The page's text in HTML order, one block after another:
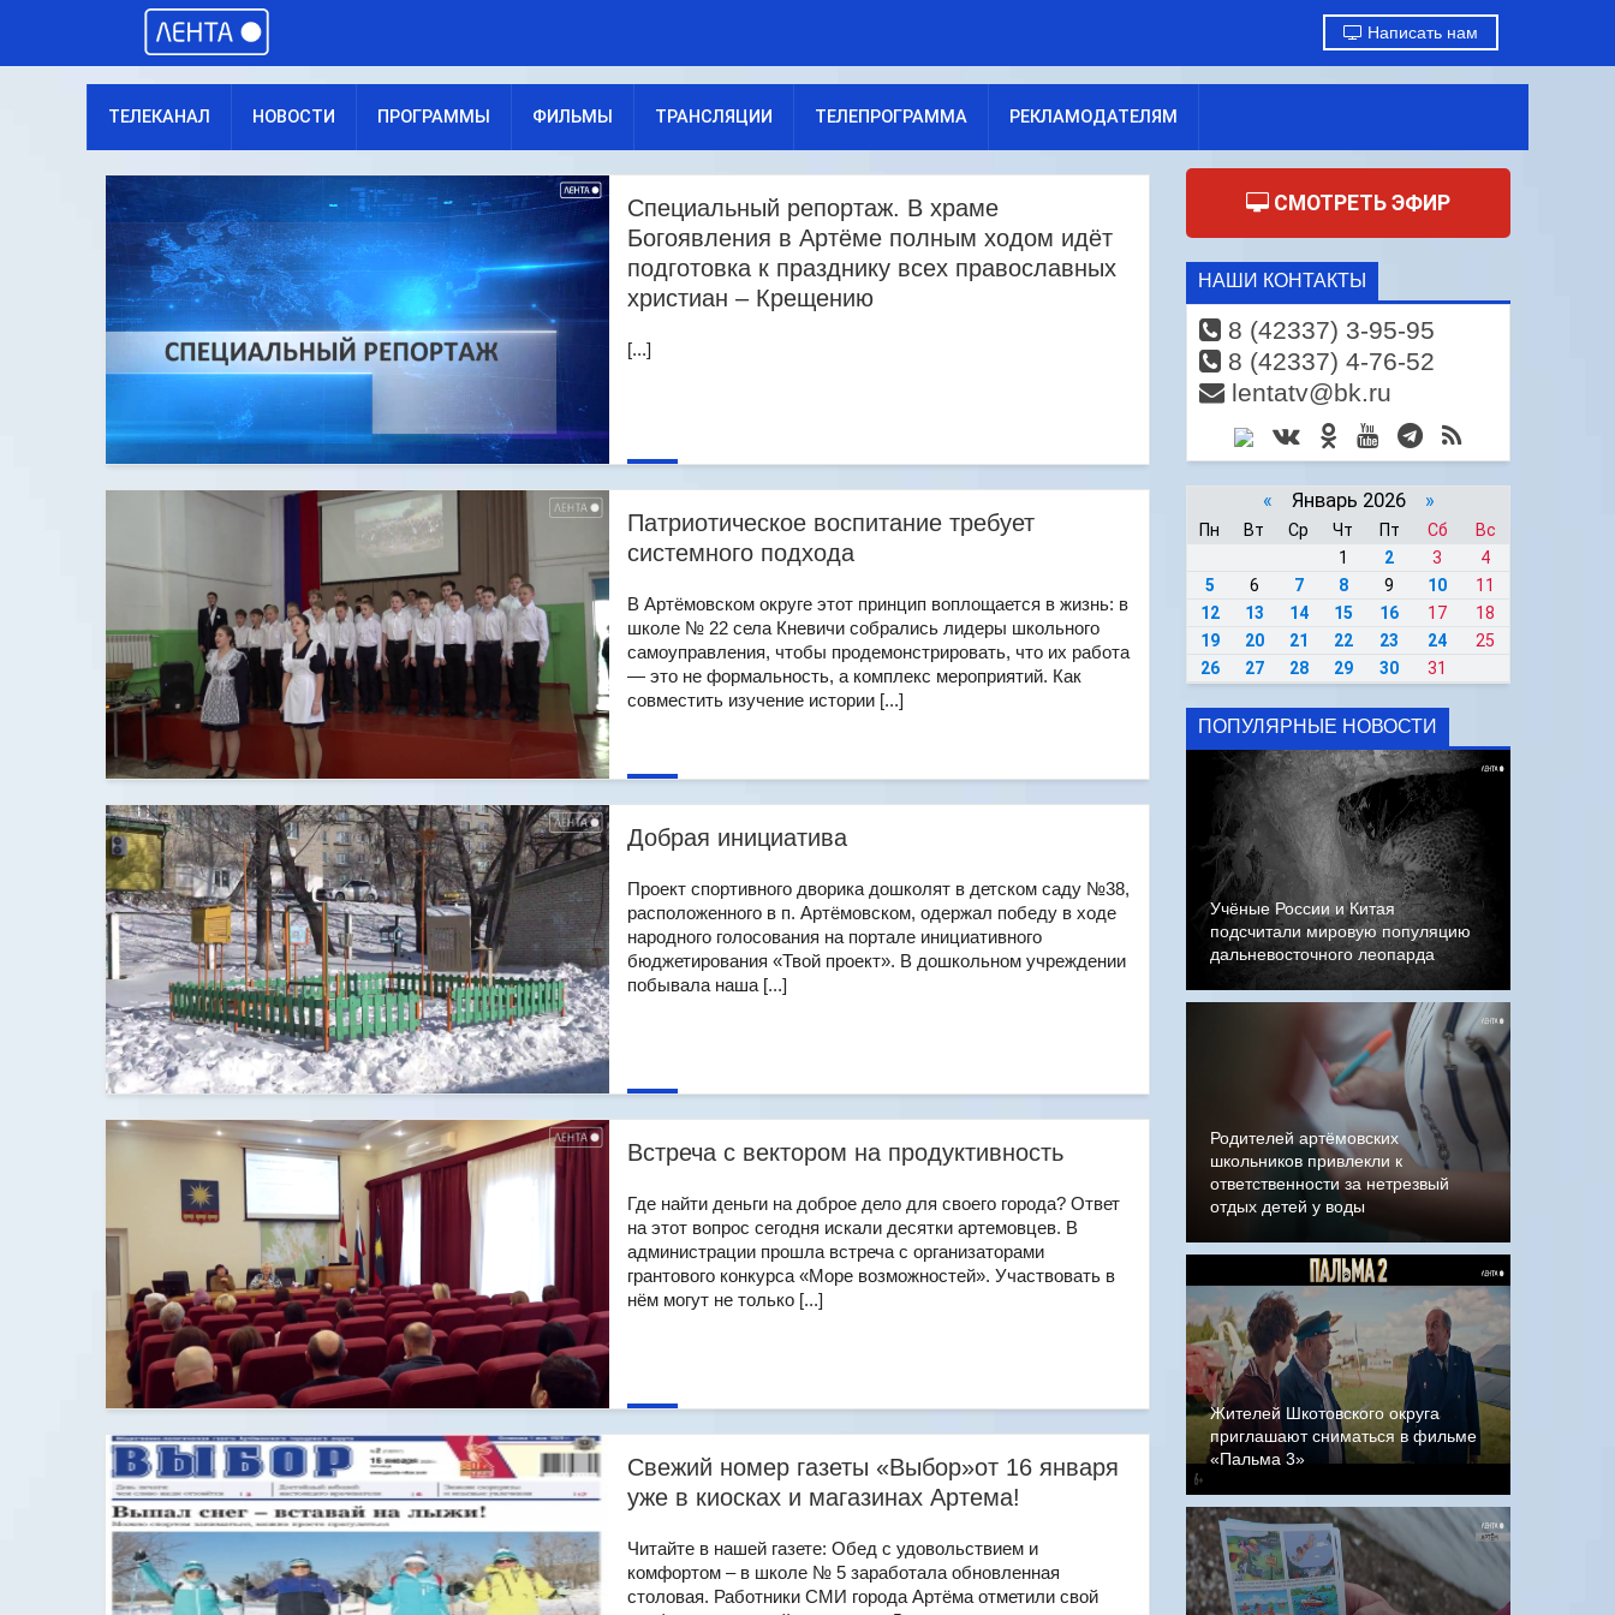
Написать нам
ТЕЛЕКАНАЛ НОВОСТИ ПРОГРАММЫ ФИЛЬМЫ ТРАНСЛЯЦИИ ТЕЛЕПРОГРАММА РЕКЛАМОДАТЕЛЯМ
Специальный репортаж. В храме
Богоявления в Артёме полным ходом идёт
подготовка к празднику всех православных
христиан – Крещению
[...]
Патриотическое воспитание требует
системного подхода
В Артёмовском округе этот принцип воплощается в жизнь: в
школе № 22 села Кневичи собрались лидеры школьного
самоуправления, чтобы продемонстрировать, что их работа
— это не формальность, а комплекс мероприятий. Как
совместить изучение истории [...]
Добрая инициатива
Проект спортивного дворика дошколят в детском саду №38,
расположенного в п. Артёмовском, одержал победу в ходе
народного голосования на портале инициативного
бюджетирования «Твой проект». В дошкольном учреждении
побывала наша [...]
Встреча с вектором на продуктивность
Где найти деньги на доброе дело для своего города? Ответ
на этот вопрос сегодня искали десятки артемовцев. В
администрации прошла встреча с организаторами
грантового конкурса «Море возможностей». Участвовать в
нём могут не только [...]
Свежий номер газеты «Выбор»от 16 января
уже в киосках и магазинах Артема!
Читайте в нашей газете: Обед с удовольствием и
комфортом – в школе № 5 заработала обновленная
столовая. Работники СМИ города Артёма отметили свой
СМОТРЕТЬ ЭФИР
НАШИ КОНТАКТЫ
8 (42337) 3-95-95
8 (42337) 4-76-52
lentatv@bk.ru
« Январь 2026 »
Пн Вт Ср Чт Пт Сб
Вс
1
2 3
4
5
6 7 8 9 10
11
12
13 14 15 16 17
18
19
20 21 22 23 24
25
26
27 28 29 30 31
ПОПУЛЯРНЫЕ НОВОСТИ
Учёные России и Китая
подсчитали мировую популяцию
дальневосточного леопарда
Родителей артёмовских
школьников привлекли к
ответственности за нетрезвый
отдых детей у воды
Жителей Шкотовского округа
приглашают сниматься в фильме
«Пальма 3»